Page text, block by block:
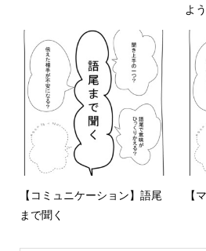
よ
【コミュニケーション】語尾
まで聞く
【